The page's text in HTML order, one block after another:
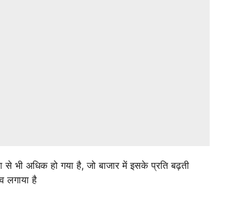
अधिक हो गया है, जो बाजार में इसके प्रति बढ़ती
लगाया है